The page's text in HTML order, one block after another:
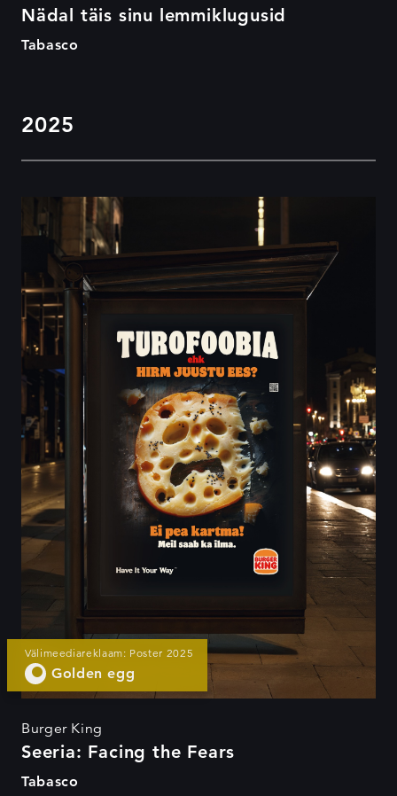
Nädal täis sinu lemmiklugusid
Tabasco
2025
Seeria: Facing the Fears
Välimeediareklaam: Poster 2025
Golden egg
Burger King
Seeria: Facing the Fears
Tabasco